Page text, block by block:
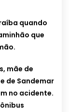
quando
que
mãe de
de Sandemar
no acidente.